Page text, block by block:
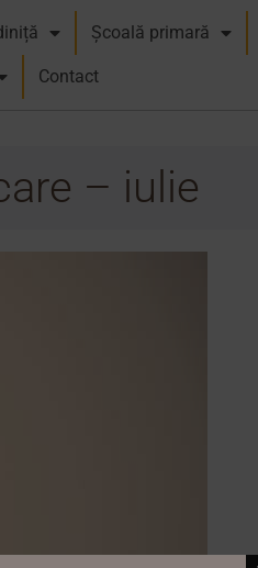
Școală primară
Contact
– iulie